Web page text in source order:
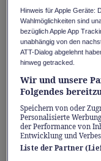
Statt «Wir
transparentes
heisst? Alle
Flüssigkeiten,
und
Wechsel sowie
vorab
Hinweis für Apple Geräte:
Wahlmöglichkeiten sind
bezüglich Apple App
unabhängig von den
ATT-Dialog abgelehnt
hinweg getracked.
Wir und unsere
Folgendes
Speichern von oder
Personalisierte
der Performance von
Entwicklung und
Liste der Partner